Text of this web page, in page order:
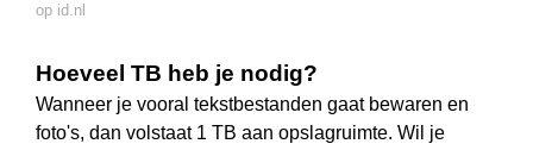
op id.nl
Hoeveel TB heb je nodig?
Wanneer je vooral tekstbestanden gaat bewaren en
foto's, dan volstaat 1 TB aan opslagruimte. Wil je